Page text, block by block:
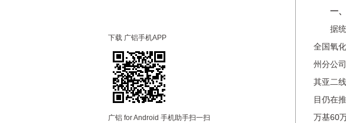
下载 广铝手机APP
广铝 for Android 手机助手扫一扫
一、
据统计
全国氧
州分公
其亚二
目仍在
万基60